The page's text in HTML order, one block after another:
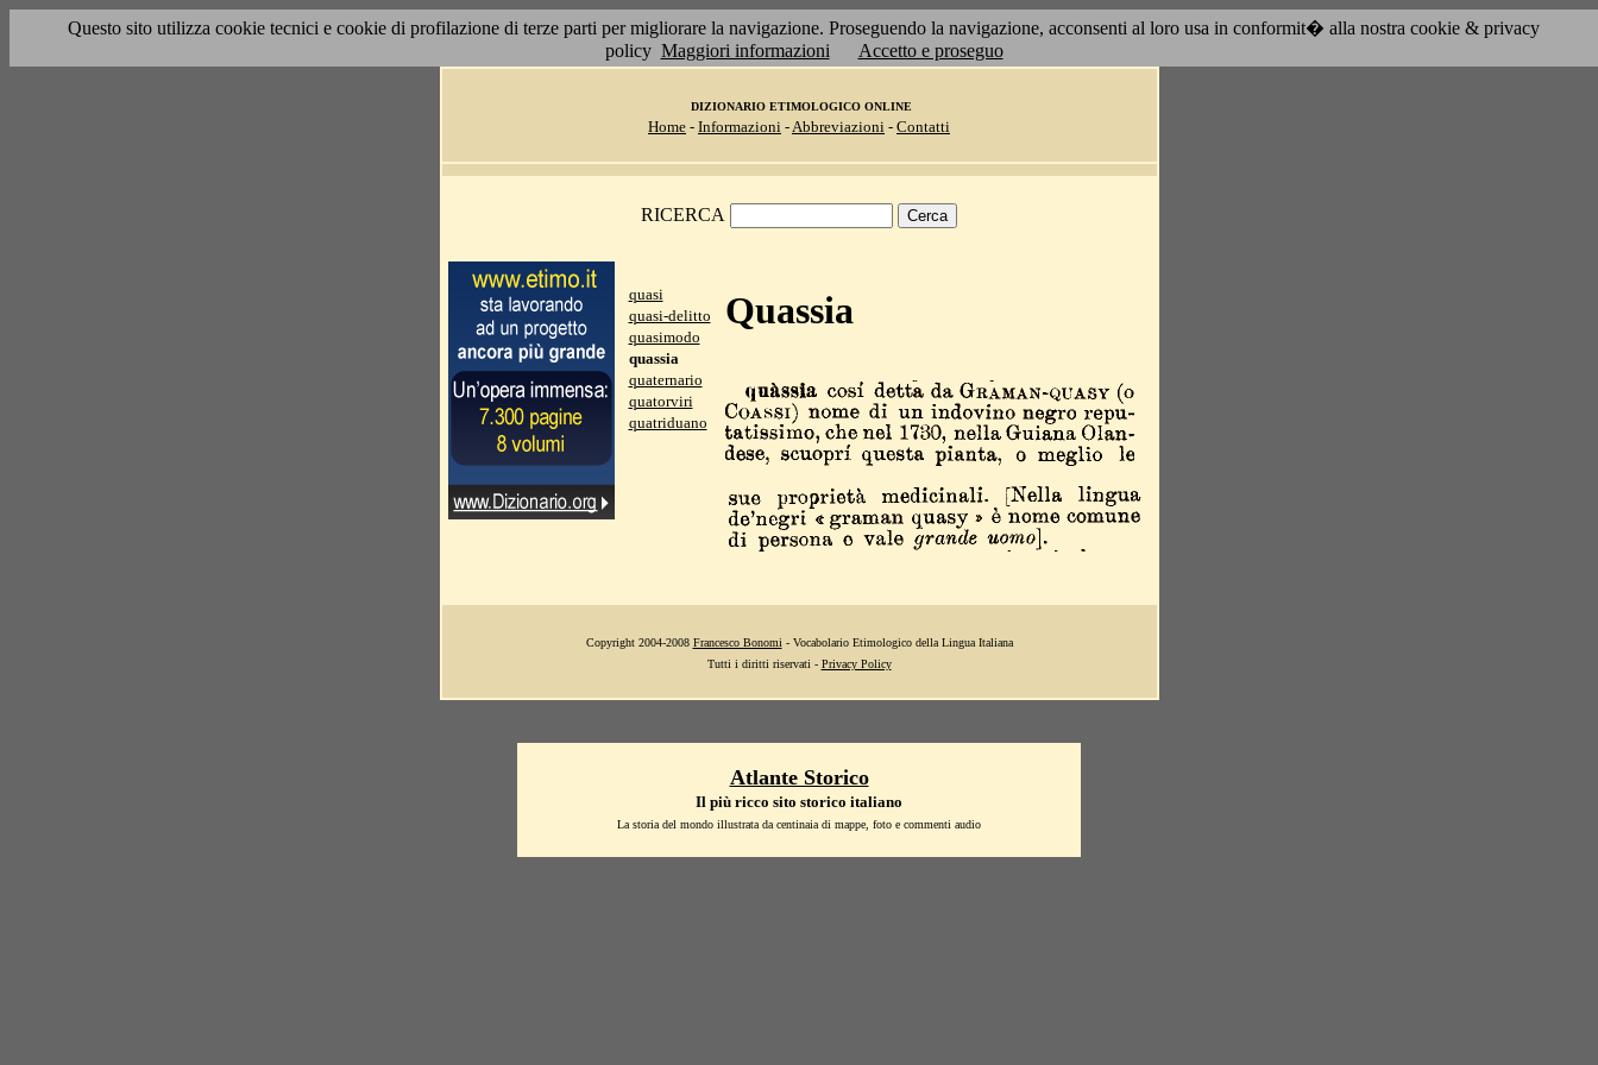
Questo sito utilizza cookie tecnici e cookie di profilazione di terze parti per migliorare la navigazione. Proseguendo la navigazione, acconsenti al loro usa in conformit� alla nostra cookie & privacy
policy Maggiori informazioni Accetto e proseguo
DIZIONARIO ETIMOLOGICO ONLINE
Home - Informazioni -Abbreviazioni - Contatti
RICERCA
quasi
quasi-delitto
quasimodo
quassia
quaternario
quatorviri
quatriduano
Quassia
Copyright 2004-2008 Francesco Bonomi - Vocabolario Etimologico della Lingua Italiana
Tutti i diritti riservati - Privacy Policy
Atlante Storico
Il più ricco sito storico italiano
La storia del mondo illustrata da centinaia di mappe, foto e commenti audio